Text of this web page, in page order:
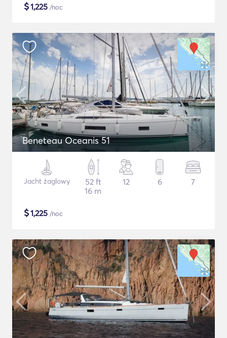
$1,225 /noc
Beneteau Oceanis 51
Jacht żaglowy
52 ft
16 m
12 6 7
$1,225 /noc